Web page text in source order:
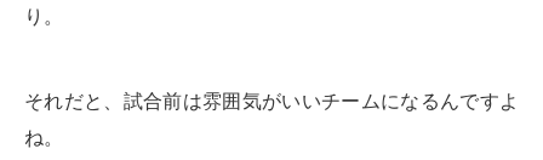
り。
それだと、試合前は雰囲気がいいチームになるんですよ
ね。